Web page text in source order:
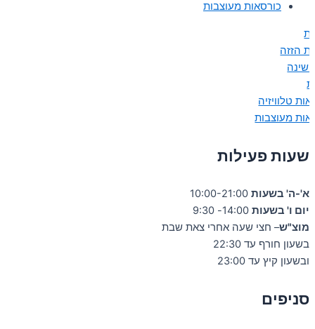
כורסאות מעוצבות
הזזה
שינה
טלוויזיה
מעוצבות
שעות פעילות
א'-ה' בשעות
יום ו' בשעות
מוצ"ש– חצי שעה אחרי צאת שבת
בשעון חורף עד 22:30
ובשעון קיץ עד 23:00
סניפים